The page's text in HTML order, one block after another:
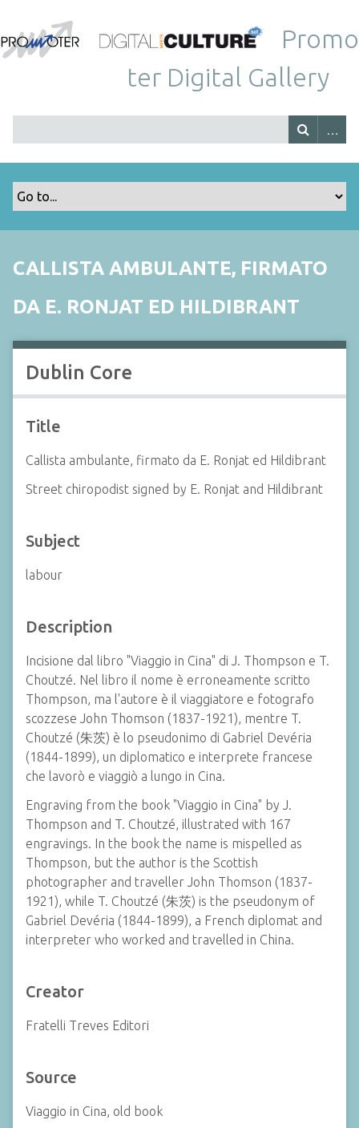
Promo
ter Digital Gallery
CALLISTA AMBULANTE, FIRMATO
DA E. RONJAT ED HILDIBRANT
Dublin Core
Title
Callista ambulante, firmato da E. Ronjat ed Hildibrant
Street chiropodist signed by E. Ronjat and Hildibrant
Subject
labour
Description
Incisione dal libro "Viaggio in Cina" di J. Thompson e T.
Choutzé. Nel libro il nome è erroneamente scritto
Thompson, ma l'autore è il viaggiatore e fotografo
scozzese John Thomson (1837-1921), mentre T.
Choutzé (朱茨) è lo pseudonimo di Gabriel Devéria
(1844-1899), un diplomatico e interprete francese
che lavorò e viaggiò a lungo in Cina.
Engraving from the book "Viaggio in Cina" by J.
Thompson and T. Choutzé, illustrated with 167
engravings. In the book the name is mispelled as
Thompson, but the author is the Scottish
photographer and traveller John Thomson (1837-
1921), while T. Choutzé (朱茨) is the pseudonym of
Gabriel Devéria (1844-1899), a French diplomat and
interpreter who worked and travelled in China.
Creator
Fratelli Treves Editori
Source
Viaggio in Cina, old book